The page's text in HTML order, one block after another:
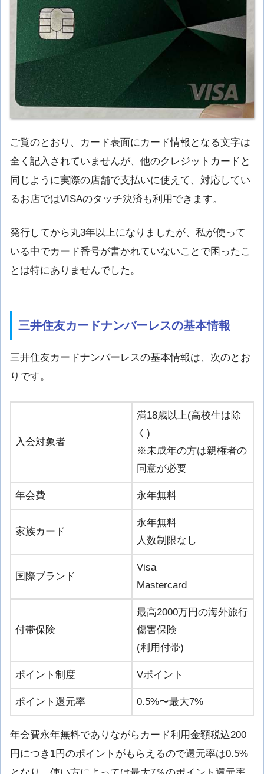
ご覧のとおり、カード表面にカード情報となる文字は
全く記入されていませんが、他のクレジットカードと
同じように実際の店舗で支払いに使えて、対応してい
るお店ではVISAのタッチ決済も利用できます。
発行してから丸3年以上になりましたが、私が使って
いる中でカード番号が書かれていないことで困ったこ
とは特にありませんでした。
三井住友カードナンバーレスの基本情報
三井住友カードナンバーレスの基本情報は、次のとお
りです。
入会対象者
満18歳以上(高校生は除
く)
※未成年の方は親権者の
同意が必要
年会費 永年無料
家族カード
永年無料
人数制限なし
国際ブランド
Visa
Mastercard
付帯保険
最高2000万円の海外旅行
傷害保険
(利用付帯)
ポイント制度 Vポイント
ポイント還元率 0.5%〜最大7%
年会費永年無料でありながらカード利用金額税込200
円につき1円のポイントがもらえるので還元率は0.5%